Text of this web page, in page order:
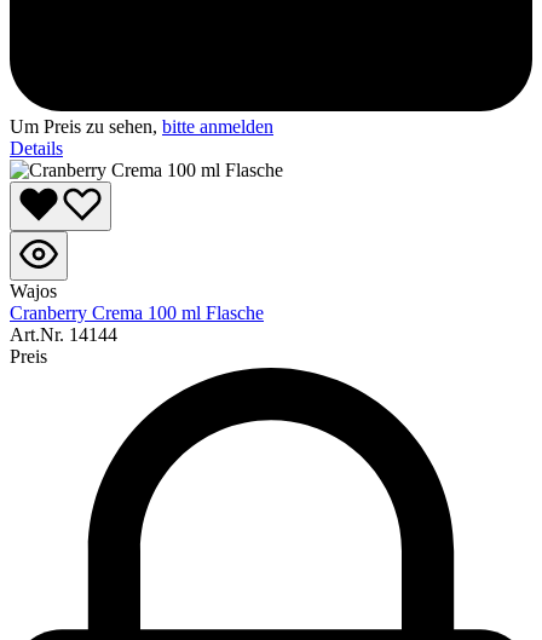
Um Preis zu sehen, bitte anmelden
Details
Wajos
Cranberry Crema 100 ml Flasche
Art.Nr. 14144
Preis